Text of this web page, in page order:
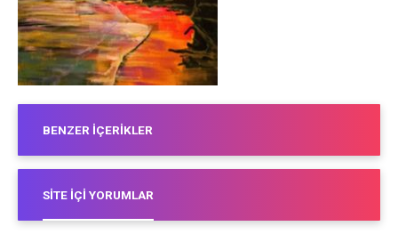
BENZER İÇERIKLER
SITE İÇI YORUMLAR